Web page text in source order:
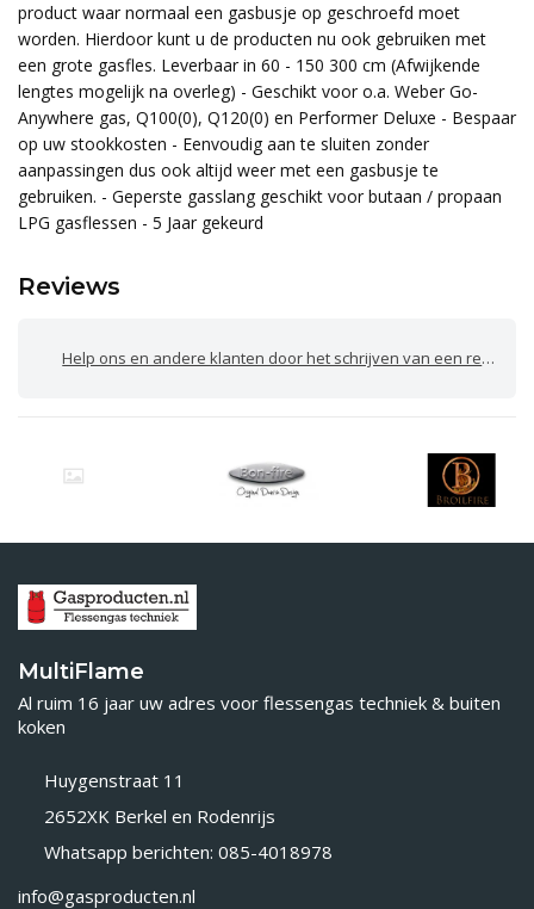
product waar normaal een gasbusje op geschroefd moet
worden. Hierdoor kunt u de producten nu ook gebruiken met
een grote gasfles. Leverbaar in 60 - 150 300 cm (Afwijkende
lengtes mogelijk na overleg) - Geschikt voor o.a. Weber Go-
Anywhere gas, Q100(0), Q120(0) en Performer Deluxe - Bespaar
op uw stookkosten - Eenvoudig aan te sluiten zonder
aanpassingen dus ook altijd weer met een gasbusje te
gebruiken. - Geperste gasslang geschikt voor butaan / propaan
LPG gasflessen - 5 Jaar gekeurd
Reviews
Help ons en andere klanten door het schrijven van een review
MultiFlame
Al ruim 16 jaar uw adres voor flessengas techniek & buiten
koken
Huygenstraat 11
2652XK Berkel en Rodenrijs
Whatsapp berichten: 085-4018978
info@gasproducten.nl